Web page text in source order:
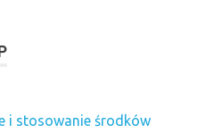
i stosowanie środków